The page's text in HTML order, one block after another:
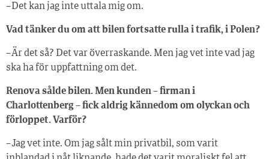
– Det kan jag inte uttala mig om.
Vad tänker du om att bilen fortsatte rulla i trafik, i Polen?
– Är det så? Det var överraskande. Men jag vet inte vad jag
ska ha för uppfattning om det.
Renova sålde bilen. Men kunden – firman i
Charlottenberg – fick aldrig kännedom om olyckan och
förloppet. Varför?
– Jag vet inte. Om jag sålt min privatbil, som varit